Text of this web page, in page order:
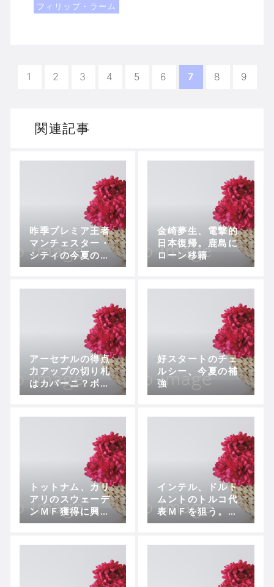
フィリップ・ラーム
1 2 3 4 5 6 7 8 9
関連記事
昨季プレミア王者
マンチェスター・
シティの今夏の移
籍
金崎夢生、電撃的
日本復帰。鹿島に
ローン移籍
アーセナルの得点
力アップの切り札
はカバーニ？ボラ
ンチを含め、大型
備える
好スタートのチェ
ルシー、今夏の補
強
トットナム、カリ
アリのスウェーデ
ンＭＦ獲得に興
味？
インテル、ドルト
ムントのトルコ代
表ＭＦを狙う。攻
撃陣の再生の軸